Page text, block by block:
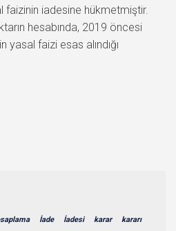
faizinin iadesine hükmetmiştir.
hesabında, 2019 öncesi
faizi esas alındığı
İade İadesi karar kararı